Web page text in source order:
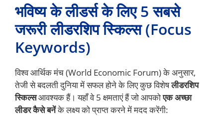
भविष्य के लीडर्स के लिए 5 सबसे
जरूरी लीडरशिप स्किल्स (Focus
Keywords)
विश्व आर्थिक मंच (World Economic Forum) के अनुसार,
तेजी से बदलती दुनिया में सफल होने के लिए कुछ विशेषलीडरशिप
स्किल्सआवश्यक हैं। यहाँ वे 5 क्षमताएं हैं जो आपकोएक अच्छा
लीडर कैसे बनेंके लक्ष्य को प्राप्त करने में मदद करेंगी: